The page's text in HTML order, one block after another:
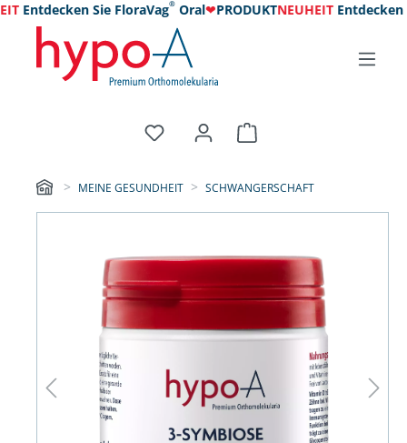
Entdecken Sie FloraVag Oral❤PRODUKTNEUHEIT Entdecken
MEINE GESUNDHEIT SCHWANGERSCHAFT